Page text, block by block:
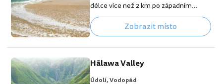
délce více než 2 km po západním
pobřeží, které je sušší, bez vzrostlé
vegetace a na havajské poměry působí
velmi exoticky. Díky své délce i velmi
malé návštěvnosti ostrova Molokai
zde máte prakticky jistotu soukromí.
[btn "Rezervuj hotel na Molokai"
https://www.booking.com/region/us/
Zobrazit místo
Hālawa Valley
Údolí,Vodopád